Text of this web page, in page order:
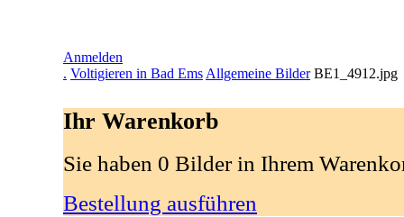
Anmelden
. Voltigieren in Bad Ems Allgemeine Bilder BE1_4912.jpg
Ihr Warenkorb
Sie haben 0 Bilder in Ihrem
Bestellung ausführen